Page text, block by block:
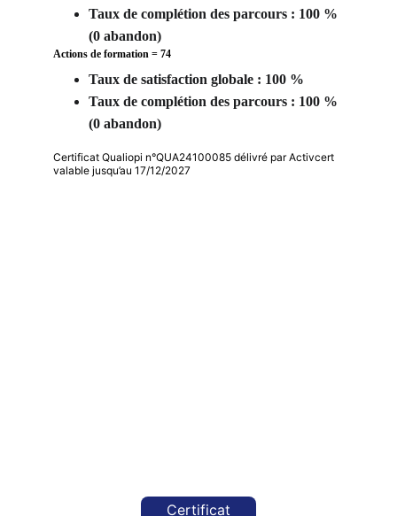
Taux de complétion des parcours : 100 %
(0 abandon)
Actions de formation = 74
Taux de satisfaction globale : 100 %
Taux de complétion des parcours : 100 %
(0 abandon)
Certificat
Certificat Qualiopi n°QUA24100085 délivré par Activcert
valable jusqu’au 17/12/2027